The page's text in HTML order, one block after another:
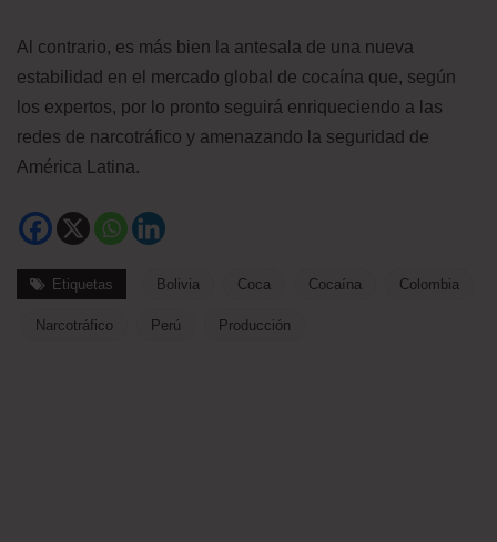
Al contrario, es más bien la antesala de una nueva
estabilidad en el mercado global de cocaína que, según
los expertos, por lo pronto seguirá enriqueciendo a las
redes de narcotráfico y amenazando la seguridad de
América Latina.
Etiquetas Bolivia Coca Cocaína Colombia
Narcotráfico Perú Producción